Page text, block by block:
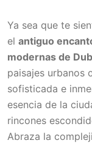
Ya sea que te
el antiguo
modernas de
paisajes urbanos
sofisticada e
esencia de la
rincones
Abraza la